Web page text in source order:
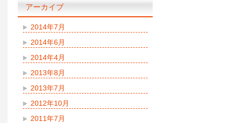
アーカイブ
2014年7月
2014年6月
2014年4月
2013年8月
2013年7月
2012年10月
2011年7月